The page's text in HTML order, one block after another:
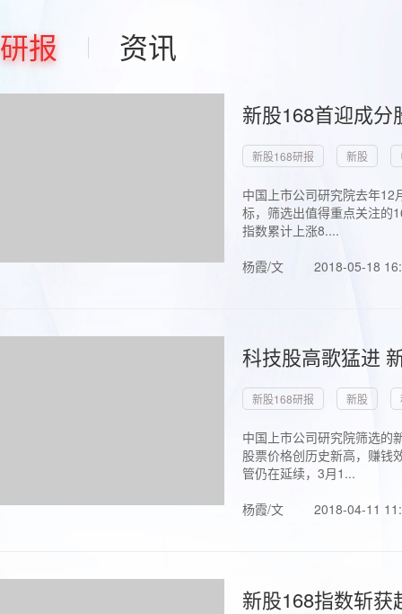
研报 资讯
新股168首迎成
新股168研报 新股
中国上市公司研究院去年
标，筛选出值得重点关注的
指数累计上涨8....
杨霞/文
2018-05-18
科技股高歌猛进
新股168研报 新股
中国上市公司研究院筛选的
股票价格创历史新高，赚钱
管仍在延续，3月1...
杨霞/文
2018-04-11
新股168指数斩